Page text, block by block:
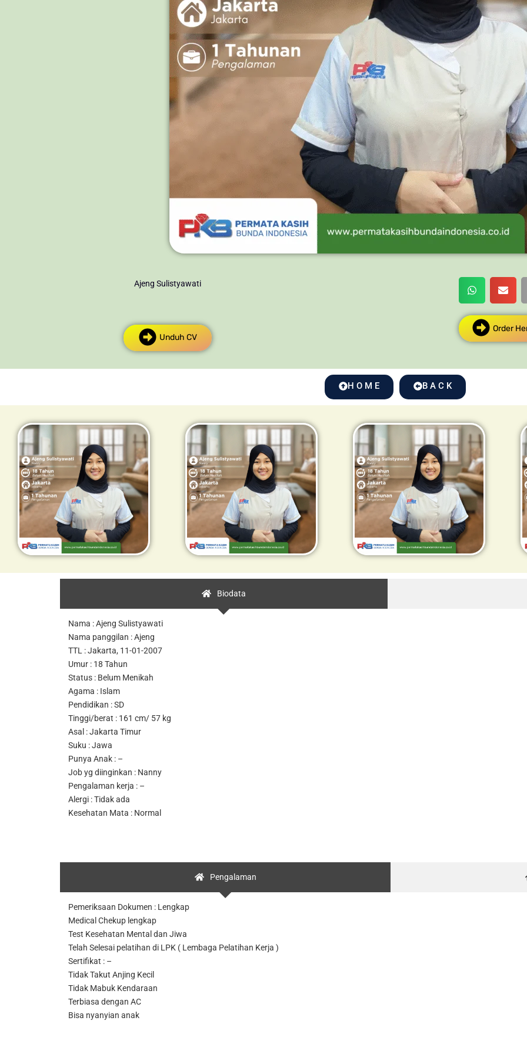
Ajeng Sulistyawati
Unduh CV
Order
H O M E B A C K
Biodata
Nama : Ajeng Sulistyawati
Nama panggilan : Ajeng
TTL : Jakarta, 11-01-2007
Umur : 18 Tahun
Status : Belum Menikah
Agama : Islam
Pendidikan : SD
Tinggi/berat : 161 cm/ 57 kg
Asal : Jakarta Timur
Suku : Jawa
Punya Anak : –
Job yg diinginkan : Nanny
Pengalaman kerja : –
Alergi : Tidak ada
Kesehatan Mata : Normal
Pengalaman
Pemeriksaan Dokumen : Lengkap
Medical Chekup lengkap
Test Kesehatan Mental dan Jiwa
Telah Selesai pelatihan di LPK ( Lembaga Pelatihan Kerja )
Sertifikat : –
Tidak Takut Anjing Kecil
Tidak Mabuk Kendaraan
Terbiasa dengan AC
Bisa nyanyian anak